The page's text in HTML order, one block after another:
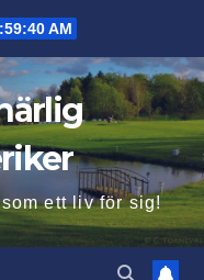
AM
ett liv för sig!